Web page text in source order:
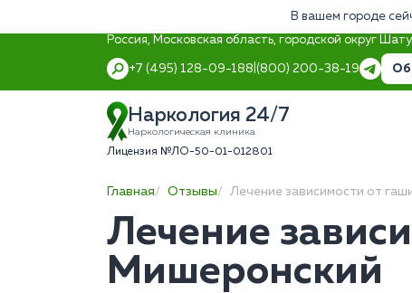
В вашем городе
Россия, Московская область, городской округ
+7 (495) 128-09-188 (800) 200-38-19
Наркология 24/7
Наркологическая клиника
Лицензия №ЛО-50-01-012801
Главная Отзывы Лечение зависимости от
Лечение
Мишеронский